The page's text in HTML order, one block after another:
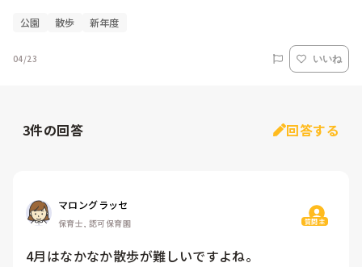
公園 散歩 新年度
04/23 いいね
3件の回答 回答する
マロングラッセ
保育士, 認可保育園 質問主
4月はなかなか散歩が難しいですよね。